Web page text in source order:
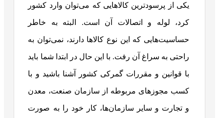
یکی از پرسودترین کالاهایی که می‌توان وارد کشور
کرد، لوله و اتصالات آن است. البته به خاطر
حساسیت‌هایی که این نوع کالاها دارند، نمی‌توان به
راحتی به سراغ آن رفت. با این حال در ابتدا شما باید
با قوانین و مقررات گمرکی کشور آشنا باشید و با
کسب مجوزهای مربوطه از سازمان صنعت، معدن
و تجارت و سایر سازمان‌ها، کار خود را به صورت